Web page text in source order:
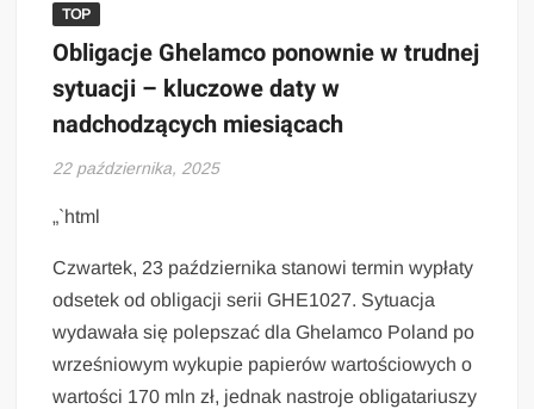
TOP
Obligacje Ghelamco ponownie w trudnej
sytuacji – kluczowe daty w
nadchodzących miesiącach
22 października, 2025
„`html
Czwartek, 23 października stanowi termin wypłaty
odsetek od obligacji serii GHE1027. Sytuacja
wydawała się polepszać dla Ghelamco Poland po
wrześniowym wykupie papierów wartościowych o
wartości 170 mln zł, jednak nastroje obligatariuszy